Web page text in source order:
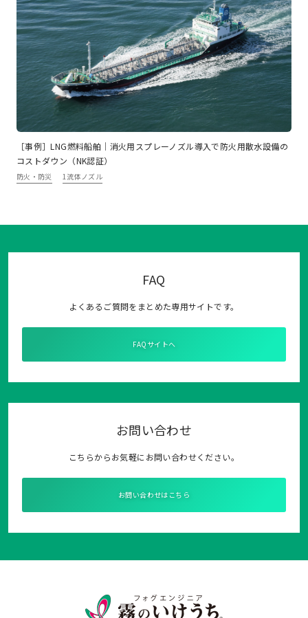
［事例］LNG燃料船舶｜消火用スプレーノズル導入で防火用散水設備の
コストダウン（NK認証）
防火・防災 1流体ノズル
FAQ
よくあるご質問をまとめた専用サイトです。
FAQサイトへ
お問い合わせ
こちらからお気軽にお問い合わせください。
お問い合わせはこちら